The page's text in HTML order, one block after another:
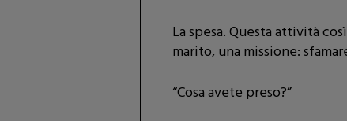
La spesa. Questa attività
marito, una missione:
“Cosa avete preso?”